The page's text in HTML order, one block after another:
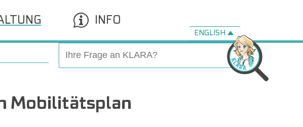
INFO
ENGLISH
Mobilitätsplan